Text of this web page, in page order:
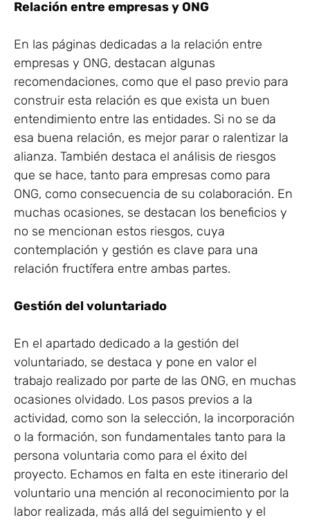
Relación entre empresas y ONG
En las páginas dedicadas a la relación entre
empresas y ONG, destacan algunas
recomendaciones, como que el paso previo para
construir esta relación es que exista un buen
entendimiento entre las entidades. Si no se da
esa buena relación, es mejor parar o ralentizar la
alianza. También destaca el análisis de riesgos
que se hace, tanto para empresas como para
ONG, como consecuencia de su colaboración. En
muchas ocasiones, se destacan los beneficios y
no se mencionan estos riesgos, cuya
contemplación y gestión es clave para una
relación fructífera entre ambas partes.
Gestión del voluntariado
En el apartado dedicado a la gestión del
voluntariado, se destaca y pone en valor el
trabajo realizado por parte de las ONG, en muchas
ocasiones olvidado. Los pasos previos a la
actividad, como son la selección, la incorporación
o la formación, son fundamentales tanto para la
persona voluntaria como para el éxito del
proyecto. Echamos en falta en este itinerario del
voluntario una mención al reconocimiento por la
labor realizada, más allá del seguimiento y el